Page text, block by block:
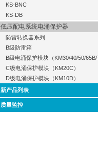
KS-BNC
KS-DB
低压配电系统电涌保护器
防雷转换器系列
B级防雷箱
B级电涌保护模块（KM30/40/50/65B/
C级电涌保护模块（KM20C）
D级电涌保护模块（KM10D）
新产品列表
质量监控